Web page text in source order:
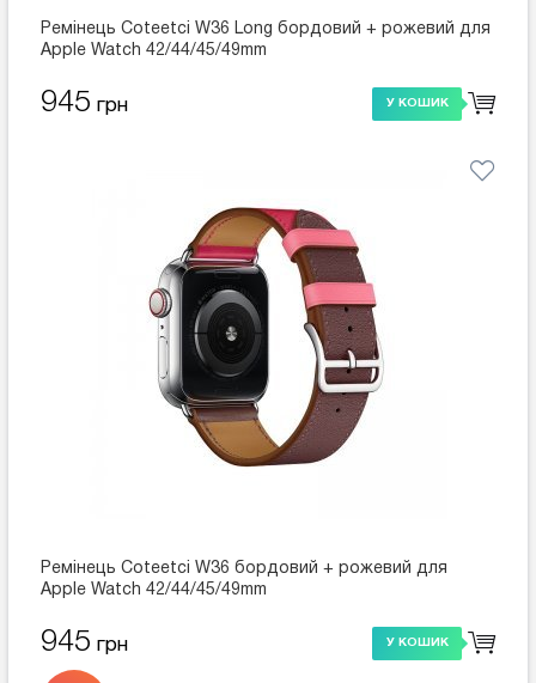
Ремінець Coteetci W36 Long бордовий + рожевий для
Apple Watch 42/44/45/49mm
945 грн У КОШИК
Ремінець Coteetci W36 бордовий + рожевий для
Apple Watch 42/44/45/49mm
945 грн У КОШИК